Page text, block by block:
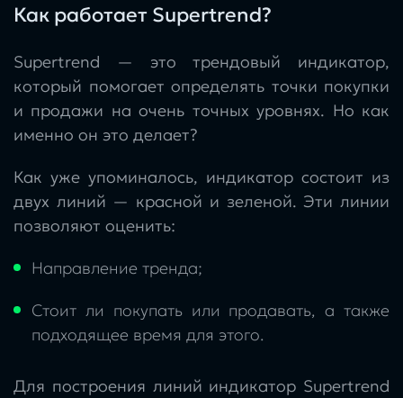
Как работает Supertrend?
Supertrend — это трендовый индикатор,
который помогает определять точки покупки
и продажи на очень точных уровнях. Но как
именно он это делает?
Как уже упоминалось, индикатор состоит из
двух линий — красной и зеленой. Эти линии
позволяют оценить:
Направление тренда;
Стоит ли покупать или продавать, а также
подходящее время для этого.
Для построения линий индикатор Supertrend